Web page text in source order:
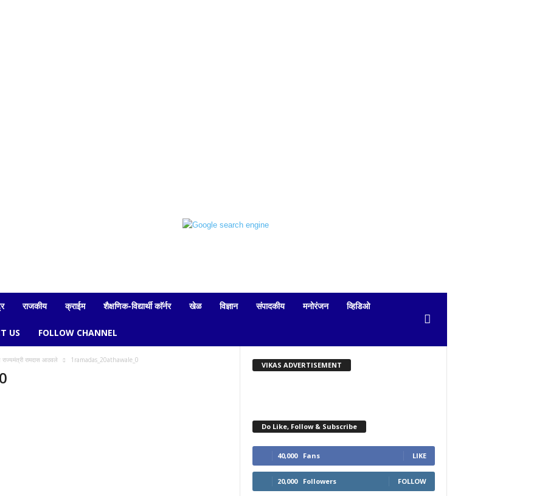
राजकीय क्राईम शैक्षणिक-विद्यार्थी काॅर्नर खेळ विज्ञान संपादकीय मनोरंजन व्हिडिओ
US FOLLOW CHANNEL
राज्यमंत्री रामदास आठवले 1ramadas_20athawale_0
VIKAS ADVERTISEMENT
Do Like, Follow & Subscribe
40,000 Fans LIKE
20,000 Followers FOLLOW